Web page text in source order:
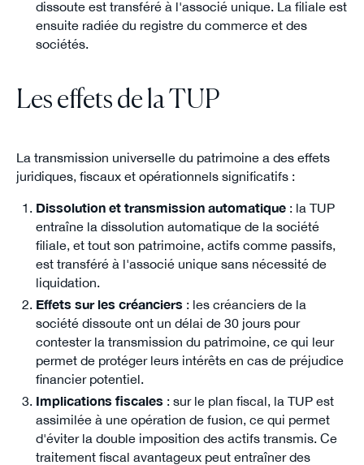
dissoute est transféré à l'associé unique. La filiale est
ensuite radiée du registre du commerce et des
sociétés.
Les effets de la TUP
La transmission universelle du patrimoine a des effets
juridiques, fiscaux et opérationnels significatifs :
Dissolution et transmission automatique: la TUP
entraîne la dissolution automatique de la société
filiale, et tout son patrimoine, actifs comme passifs,
est transféré à l'associé unique sans nécessité de
liquidation.
Effets sur les créanciers : les créanciers de la
société dissoute ont un délai de 30 jours pour
contester la transmission du patrimoine, ce qui leur
permet de protéger leurs intérêts en cas de préjudice
financier potentiel.
Implications fiscales : sur le plan fiscal, la TUP est
assimilée à une opération de fusion, ce qui permet
d'éviter la double imposition des actifs transmis. Ce
traitement fiscal avantageux peut entraîner des